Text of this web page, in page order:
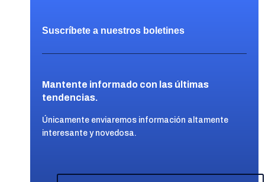
Suscríbete a nuestros boletines
Mantente informado con las últimas
tendencias.
Únicamente enviaremos información altamente
interesante y novedosa.